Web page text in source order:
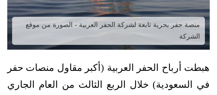
منصة حفر بحرية تابعة لشركة الحفر العربية - الصورة من موقع
الشركة
هبطت أرباح الحفر العربية (أكبر مقاول منصات حفر
في السعودية) خلال الربع الثالث من العام الجاري